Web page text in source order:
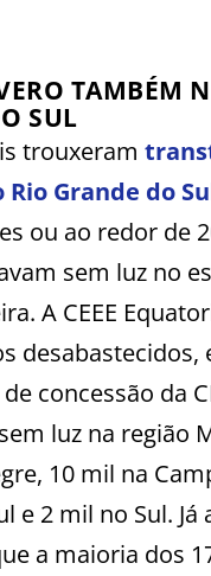
TAMBÉM
SUL
trouxeram
Grande do
ou ao redor de
sem luz no
A CEEE
desabastecidos,
concessão da
luz na região
10 mil na
e 2 mil no Sul. Já
a maioria dos